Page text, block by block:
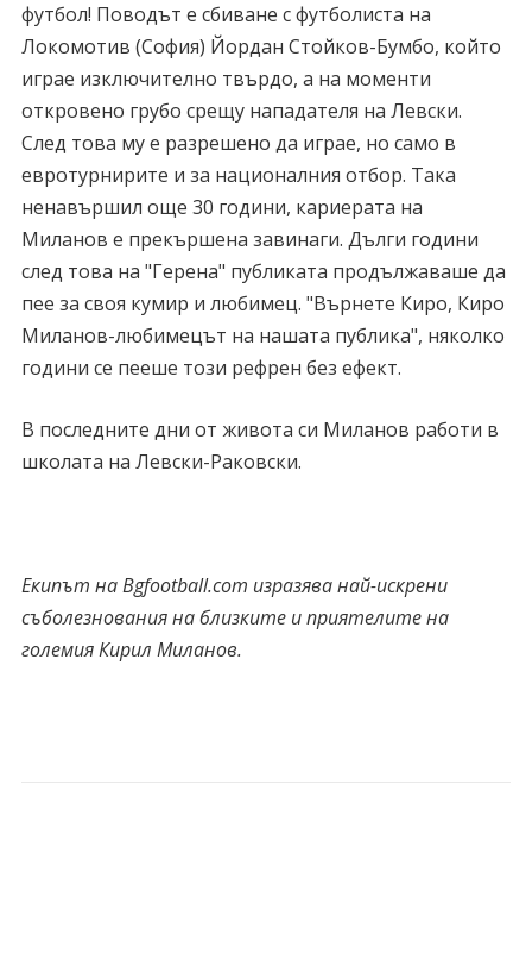
футбол! Поводът е сбиване с футболиста на
Локомотив (София) Йордан Стойков-Бумбо, който
играе изключително твърдо, а на моменти
откровено грубо срещу нападателя на Левски.
След това му е разрешено да играе, но само в
евротурнирите и за националния отбор. Така
ненавършил още 30 години, кариерата на
Миланов е прекършена завинаги. Дълги години
след това на "Герена" публиката продължаваше да
пее за своя кумир и любимец. "Върнете Киро, Киро
Миланов-любимецът на нашата публика", няколко
години се пееше този рефрен без ефект.
В последните дни от живота си Миланов работи в
школата на Левски-Раковски.
Екипът на Bgfootball.com изразява най-искрени
съболезнования на близките и приятелите на
големия Кирил Миланов.